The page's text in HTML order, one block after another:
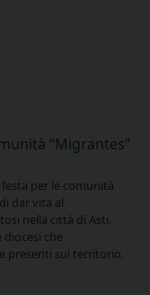
“Migrantes”
per le comunità
dar vita al
nella città di Asti.
che
presenti sul territorio.